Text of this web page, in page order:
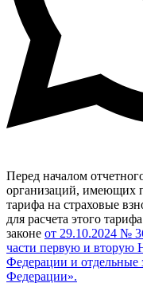
Перед началом
организаций, имеющих
тарифа на страховые
для расчета этого
законе от 29.10.2024 №
части первую и вторую
Федерации и отдельные
Федерации».